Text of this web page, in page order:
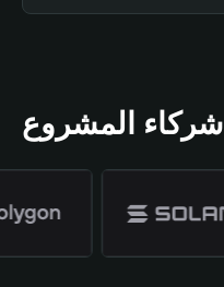
شركاء المشروع